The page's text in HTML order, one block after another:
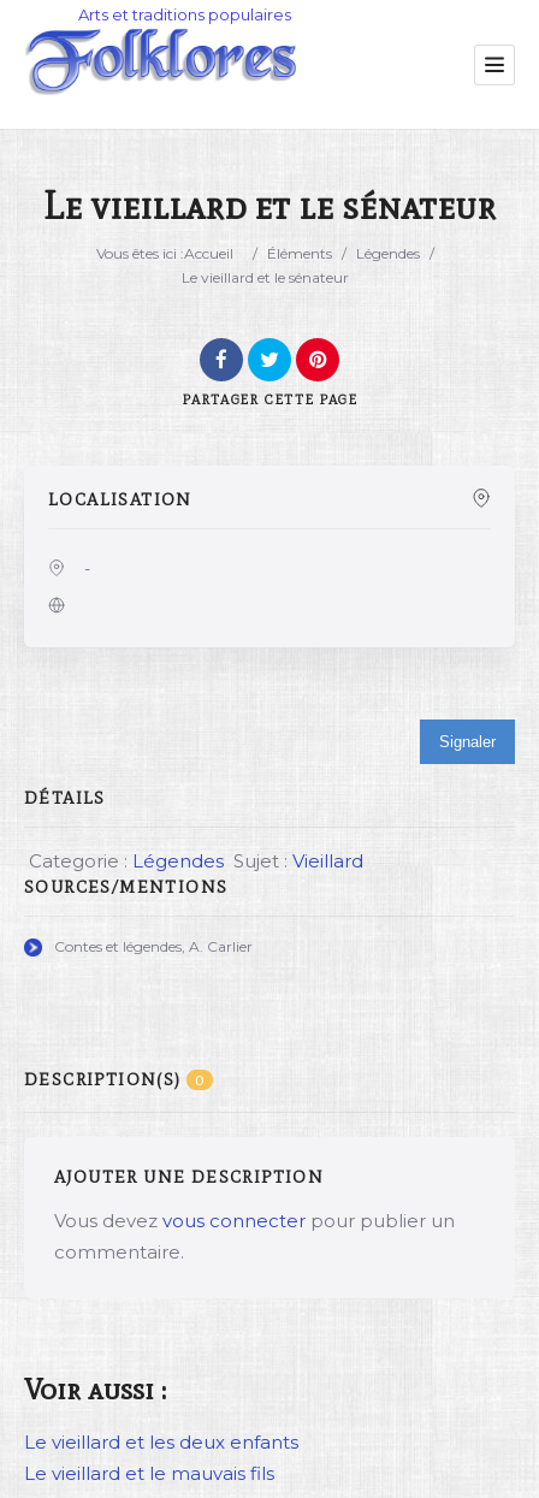
Catégorie
Le vieillard et le sénateur
Vous êtes ici :Accueil / Éléments / Légendes /
Le vieillard et le sénateur
PARTAGER CETTE PAGE
LOCALISATION
-
Signaler
DÉTAILS
Categorie : Légendes Sujet : Vieillard
SOURCES/MENTIONS
Contes et légendes, A. Carlier
DESCRIPTION(S) 0
AJOUTER UNE DESCRIPTION
Vous devez vous connecter pour publier un
commentaire.
Voir aussi :
Le vieillard et les deux enfants
Le vieillard et le mauvais fils